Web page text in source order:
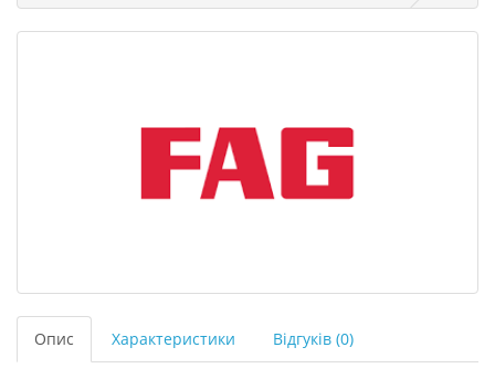
Опис Характеристики Відгуків (0)